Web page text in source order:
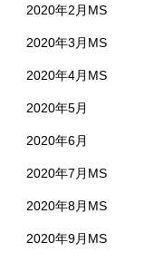
2020年2月MS
2020年3月MS
2020年4月MS
2020年5月
2020年6月
2020年7月MS
2020年8月MS
2020年9月MS